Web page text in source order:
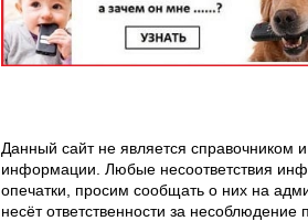
Данный сайт не является справочником
информации. Любые несоответствия
опечатки, просим сообщать о них на
несёт ответственности за